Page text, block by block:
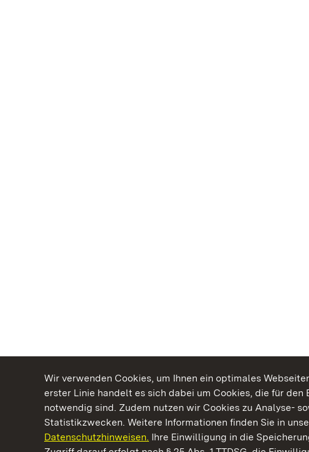
Wir verwenden Cookies, um Ihnen ein optimales
erster Linie handelt es sich dabei um Cookies, die für den
notwendig sind. Zudem nutzen wir Cookies zu Analyse-
Statistikzwecken. Weitere Informationen finden Sie in
Datenschutzhinweisen. Ihre Einwilligung in die